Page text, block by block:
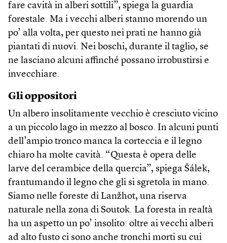
fare cavità in alberi sottili”, spiega la guardia
forestale. Ma i vecchi alberi stanno morendo un
po’ alla volta, per questo nei prati ne hanno già
piantati di nuovi. Nei boschi, durante il taglio, se
ne lasciano alcuni affinché possano irrobustirsi e
invecchiare.
Gli oppositori
Un albero insolitamente vecchio è cresciuto vicino
a un piccolo lago in mezzo al bosco. In alcuni punti
dell’ampio tronco manca la corteccia e il legno
chiaro ha molte cavità. “Questa è opera delle
larve del cerambice della quercia”, spiega Šálek,
frantumando il legno che gli si sgretola in mano.
Siamo nelle foreste di Lanžhot, una riserva
naturale nella zona di Soutok. La foresta in realtà
ha un aspetto un po’ insolito: oltre ai vecchi alberi
ad alto fusto ci sono anche tronchi morti su cui